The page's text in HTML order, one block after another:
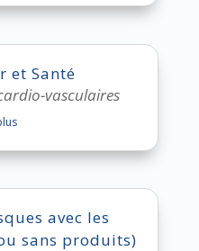
et Santé
vasculaires
avec les
sans produits)